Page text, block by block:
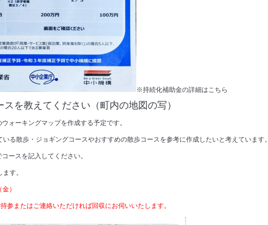
※持続化補助金の詳細はこちら
スを教えてください（町内の地図の写）
ーキングマップを作成する予定です。
散歩・ジョギングコースやおすすめの散歩コースを参考に作成したいと考えています。
スを記入してください。
す。
）
参またはご連絡いただければ回収にお伺いいたします。